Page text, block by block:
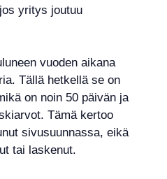
yritys joutuu
vuoden aikana
Tällä hetkellä se on
on noin 50 päivän ja
Tämä kertoo
sivusuunnassa, eikä
tai laskenut.